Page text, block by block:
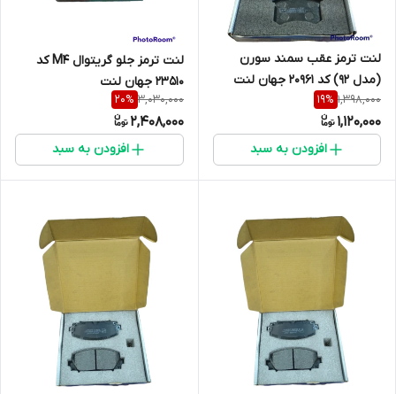
لنت ترمز عقب سمند سورن
(مدل 92) کد 20961 جهان لنت
1,398,000
19%
1,120,000
افزودن به سبد
لنت ترمز جلو گریتوال M4 کد
23510 جهان لنت
3,030,000
20%
2,408,000
افزودن به سبد